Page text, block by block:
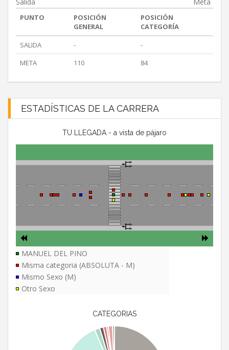
Salida Meta
PUNTO
POSICIÓN
GENERAL
POSICIÓN
CATEGORÍA
SALIDA
-
-
META
110 84
ESTADÍSTICAS DE LA CARRERA
TU LLEGADA - a vista de pájaro
MANUEL DEL PINO
Misma categoria (ABSOLUTA - M)
Mismo Sexo (M)
Otro Sexo
CATEGORIAS